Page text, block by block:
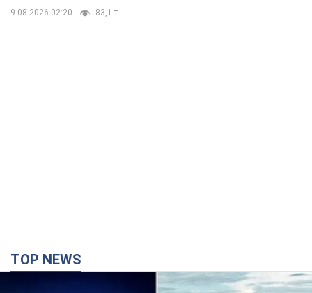
9.08.2026 02:20 83,1 т.
TOP NEWS